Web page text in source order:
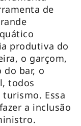
de
produtiva do
o garçom,
do bar, o
todos
Essa
a inclusão